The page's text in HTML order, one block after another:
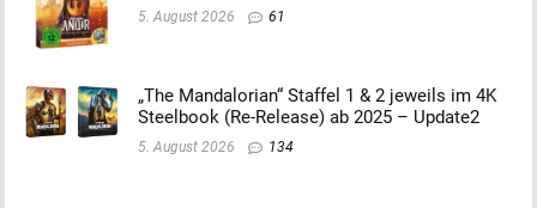
5. August 2026 61
„The Mandalorian“ Staffel 1 & 2 jeweils im 4K
Steelbook (Re-Release) ab 2025 – Update2
5. August 2026 134